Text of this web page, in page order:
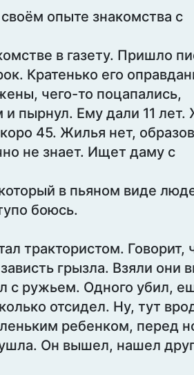
опыте знакомства с
в газету. Пришло
Кратенько его
чего-то поцапались,
пырнул. Ему дали 11 лет.
45. Жилья нет,
не знает. Ищет даму с
в пьяном виде
боюсь.
трактористом. Говорит,
грызла. Взяли они
с ружьем. Одного убил,
отсидел. Ну, тут
ребенком, перед
Он вышел, нашел